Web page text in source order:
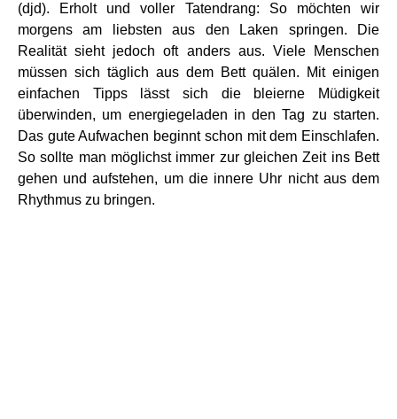
(djd). Erholt und voller Tatendrang: So möchten wir
morgens am liebsten aus den Laken springen. Die
Realität sieht jedoch oft anders aus. Viele Menschen
müssen sich täglich aus dem Bett quälen. Mit einigen
einfachen Tipps lässt sich die bleierne Müdigkeit
überwinden, um energiegeladen in den Tag zu starten.
Das gute Aufwachen beginnt schon mit dem Einschlafen.
So sollte man möglichst immer zur gleichen Zeit ins Bett
gehen und aufstehen, um die innere Uhr nicht aus dem
Rhythmus zu bringen.